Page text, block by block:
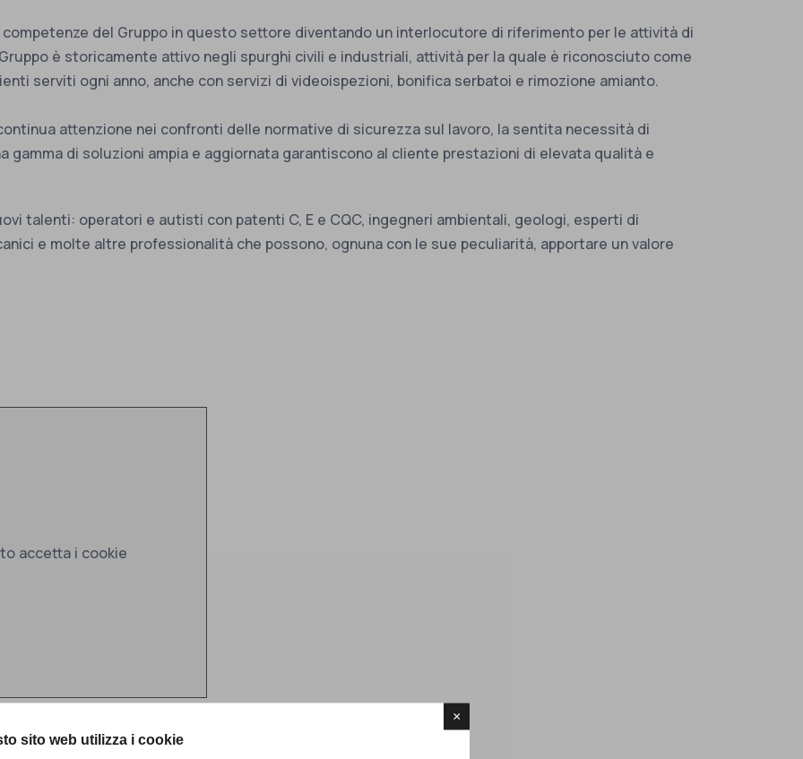
×
sito web utilizza i cookie
del Gruppo in questo settore diventando un interlocutore di riferimento per le attività di
è storicamente attivo negli spurghi civili e industriali, attività per la quale è riconosciuto come
serviti ogni anno, anche con servizi di videoispezioni, bonifica serbatoi e rimozione amianto.
attenzione nei confronti delle normative di sicurezza sul lavoro, la sentita necessità di
gamma di soluzioni ampia e aggiornata garantiscono al cliente prestazioni di elevata qualità e
talenti: operatori e autisti con patenti C, E e CQC, ingegneri ambientali, geologi, esperti di
e molte altre professionalità che possono, ognuna con le sue peculiarità, apportare un valore
accetta i cookie